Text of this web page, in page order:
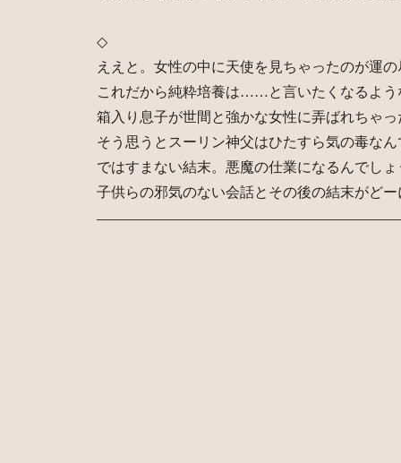
◇
ええと。女性の中に天使を見ちゃったのが運
これだから純粋培養は……と言いたくなるよう
箱入り息子が世間と強かな女性に弄ばれちゃ
そう思うとスーリン神父はひたすら気の毒な
ではすまない結末。悪魔の仕業になるんでし
子供らの邪気のない会話とその後の結末がど